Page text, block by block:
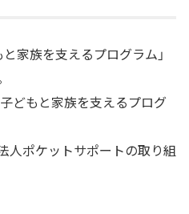
家族を支えるプログラム」
どもと家族を支えるプログ
人ポケットサポートの取り組